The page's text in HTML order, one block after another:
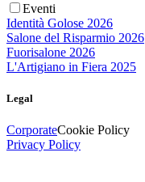
Eventi
Identità Golose 2026
Salone del Risparmio 2026
Fuorisalone 2026
L'Artigiano in Fiera 2025
Legal
CorporateCookie Policy
Privacy Policy